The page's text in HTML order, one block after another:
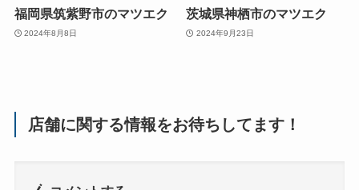
福岡県筑紫野市のマツエク
2024年8月8日
茨城県神栖市のマツエク
2024年9月23日
店舗に関する情報をお待ちしてます！